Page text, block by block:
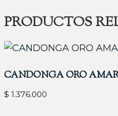
PRODUCTOS
CANDONGA ORO
$ 1.376.000